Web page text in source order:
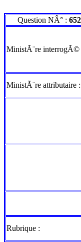
Question NÂ° :
MinistÃ¨re interrogÃ©
MinistÃ¨re attributaire :
Rubrique :